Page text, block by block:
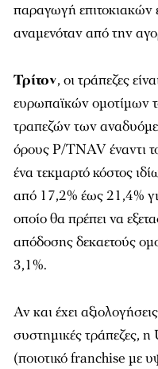
παραγωγή
αναμενόταν από την
Τρίτον, οι τράπεζες
ευρωπαϊκών ομοτίμων
τραπεζών των
όρους P/TNAV έναντι
ένα τεκμαρτό κόστος
από 17,2% έως 21,4%
οποίο θα πρέπει να
απόδοσης δεκαετούς
3,1%.
Αν και έχει
συστημικές τράπεζες,
(ποιοτικό franchise με